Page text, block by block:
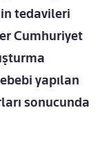
tedavileri
Cumhuriyet
yapılan
sonucunda